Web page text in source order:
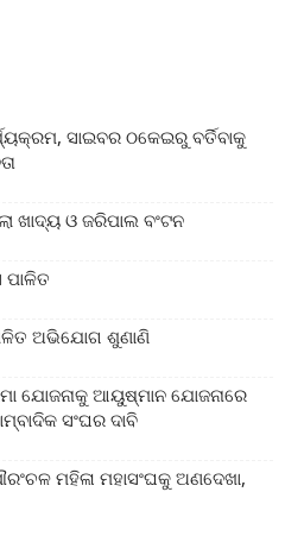
ସାଇବର ଠକେଇରୁ ବର୍ତିବାକୁ
ଖାଦ୍ୟ ଓ ଜରିପାଲ ବଂଟନ
ପାଳିତ
ଅଭିଯୋଗ ଶୁଣାଣି
ଯୋଜନାକୁ ଆୟୁଷ୍ମାନ ଯୋଜନାରେ
ସଂଘର ଦାବି
ମହିଳା ମହାସଂଘକୁ ଅଣଦେଖା,